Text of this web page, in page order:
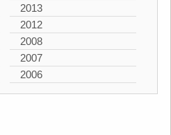
2013
2012
2008
2007
2006